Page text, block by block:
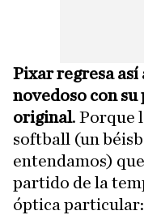
Pixar regresa
novedoso con
original. Porque
softball (un
entendamos)
partido de la
óptica